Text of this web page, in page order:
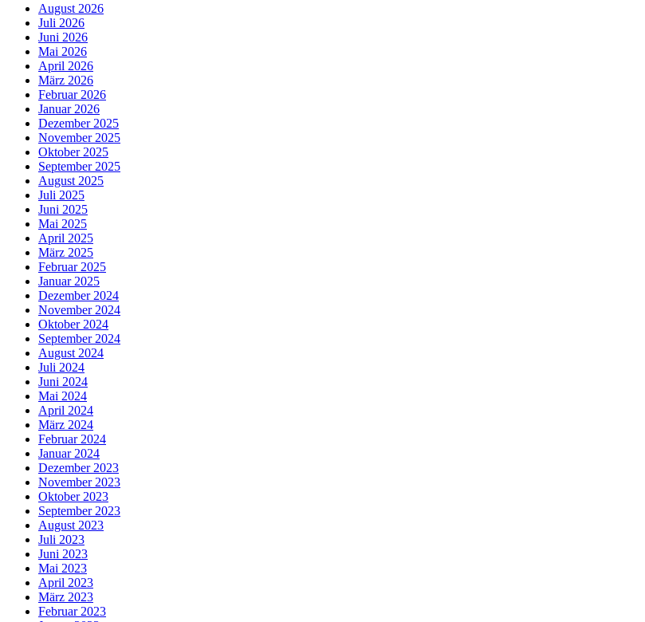
August 2026
Juli 2026
Juni 2026
Mai 2026
April 2026
März 2026
Februar 2026
Januar 2026
Dezember 2025
November 2025
Oktober 2025
September 2025
August 2025
Juli 2025
Juni 2025
Mai 2025
April 2025
März 2025
Februar 2025
Januar 2025
Dezember 2024
November 2024
Oktober 2024
September 2024
August 2024
Juli 2024
Juni 2024
Mai 2024
April 2024
März 2024
Februar 2024
Januar 2024
Dezember 2023
November 2023
Oktober 2023
September 2023
August 2023
Juli 2023
Juni 2023
Mai 2023
April 2023
März 2023
Februar 2023